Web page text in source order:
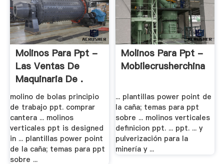
Molinos Para Ppt -
Las Ventas De
Maquinaria De .
molino de bolas principio
de trabajo ppt. comprar
cantera ... molinos
verticales ppt is designed
in ... plantillas power point
de la caña; temas para ppt
sobre ...
Molinos Para Ppt -
Mobilecrusherchina
... plantillas power point de
la caña; temas para ppt
sobre ... molinos verticales
definicion ppt. ... ppt. ... y
pulverización para la
minería y ...